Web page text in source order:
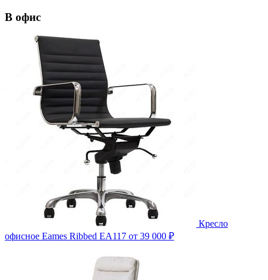
В офис
Кресло
офисное Eames Ribbed EA117 от 39 000 ₽